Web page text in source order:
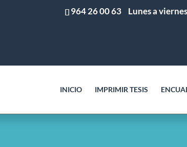
964 26 00 63 Lunes a
INICIO IMPRIMIR TESIS